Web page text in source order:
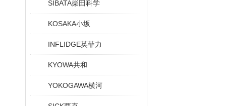
SIBATA柴田科学
KOSAKA小坂
INFLIDGE英菲力
KYOWA共和
YOKOGAWA横河